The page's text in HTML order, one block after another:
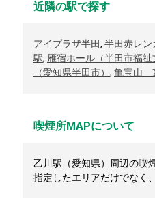
近隣の駅で探す
アイプラザ半田, 半田赤レン
駅, 雁宿ホール（半田市福祉
（愛知県半田市） , 亀宝山
喫煙所MAPについて
乙川駅（愛知県）周辺の喫
指定したエリアだけでなく